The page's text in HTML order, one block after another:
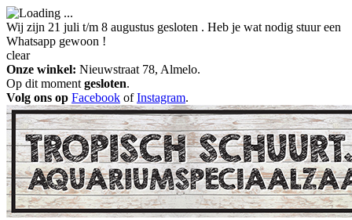
Wij zijn 21 juli t/m 8 augustus gesloten . Heb je wat nodig stuur een
Whatsapp gewoon !
clear
Onze winkel: Nieuwstraat 78, Almelo.
Op dit moment gesloten.
Volg ons op Facebook ofInstagram.